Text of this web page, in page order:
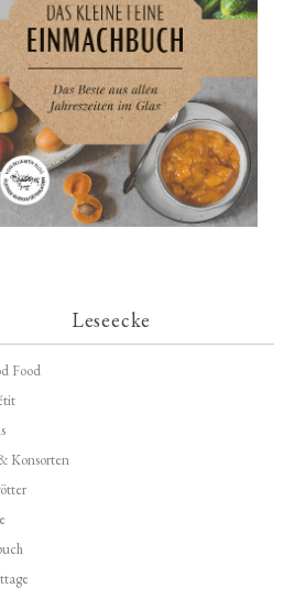
Leseecke
Food
Konsorten